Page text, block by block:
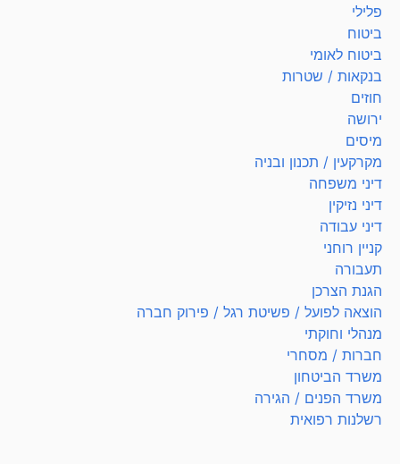
פלילי
ביטוח
ביטוח לאומי
בנקאות / שטרות
חוזים
ירושה
מיסים
מקרקעין / תכנון ובניה
דיני משפחה
דיני נזיקין
דיני עבודה
קניין רוחני
תעבורה
הגנת הצרכן
הוצאה לפועל / פשיטת רגל / פירוק חברה
מנהלי וחוקתי
חברות / מסחרי
משרד הביטחון
משרד הפנים / הגירה
רשלנות רפואית